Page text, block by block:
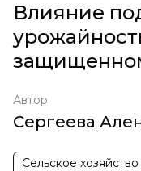
Влияние
Автор
Сергеева
Сельское хозяйство